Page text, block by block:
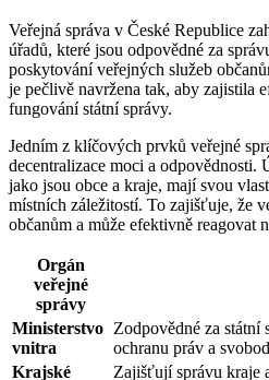
Veřejná správa v České Republice
úřadů, které jsou odpovědné za
poskytování veřejných služeb
je pečlivě navržena tak, aby zajistila
fungování státní správy.
Jedním z klíčových prvků veřejné
decentralizace moci a odpovědnosti.
jako jsou obce a kraje, mají svou
místních záležitostí. To zajišťuje, že
občanům a může efektivně reagovat
Orgán
veřejné
správy
Ministerstvo
vnitra
Zodpovědné za státní
ochranu práv a
Krajské
Zajišťují správu kraje